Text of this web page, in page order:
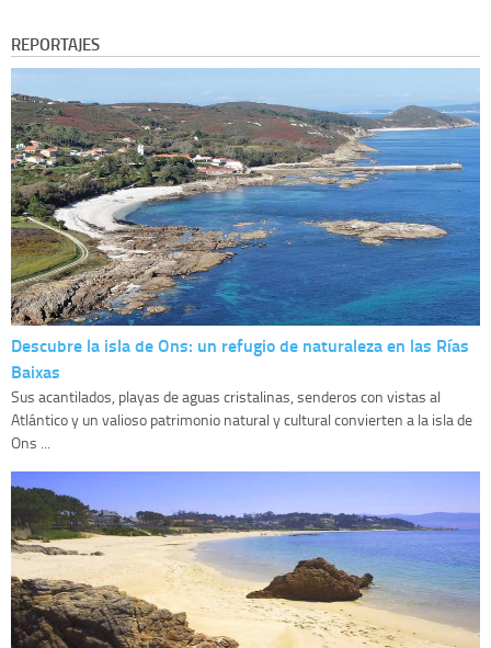
REPORTAJES
Descubre la isla de Ons: un refugio de naturaleza en las Rías
Baixas
Sus acantilados, playas de aguas cristalinas, senderos con vistas al
Atlántico y un valioso patrimonio natural y cultural convierten a la isla de
Ons ...